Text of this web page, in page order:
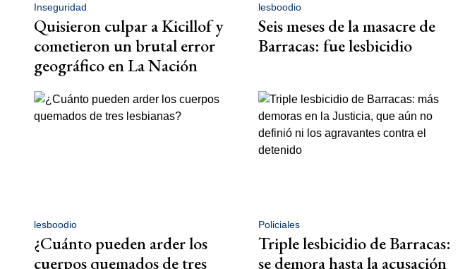
Inseguridad
Quisieron culpar a Kicillof y
cometieron un brutal error
geográfico en La Nación
lesboodio
Seis meses de la masacre de
Barracas: fue lesbicidio
lesboodio
¿Cuánto pueden arder los
cuerpos quemados de tres
Policiales
Triple lesbicidio de Barracas:
se demora hasta la acusación